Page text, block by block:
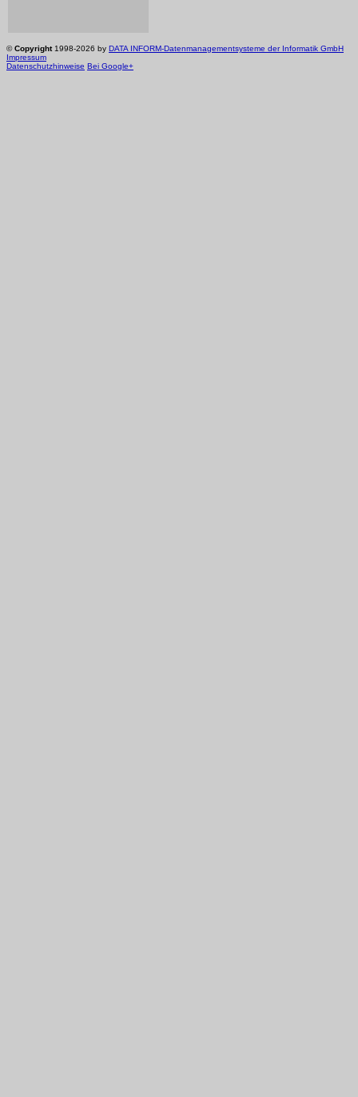
©Copyright1998-2026 by DATA INFORM-Datenmanagementsysteme der Informatik GmbH
Impressum
Datenschutzhinweise Bei Google+